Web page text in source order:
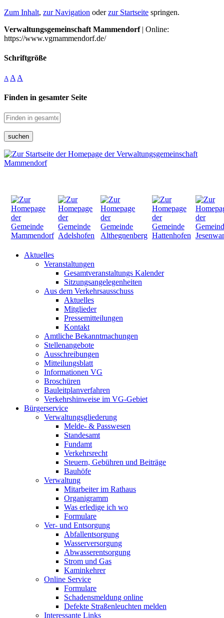
Zum Inhalt, zur Navigation oderzur Startseite springen.
Verwaltungsgemeinschaft Mammendorf| Online:
https://www.vgmammendorf.de/
Schriftgröße
A A A
Finden in gesamter Seite
suchen
Aktuelles
Veranstaltungen
Gesamtveranstaltungs Kalender
Sitzungsangelegenheiten
Aus dem Verkehrsausschuss
Aktuelles
Mitglieder
Pressemitteilungen
Kontakt
Amtliche Bekanntmachungen
Stellenangebote
Ausschreibungen
Mitteilungsblatt
Informationen VG
Broschüren
Bauleitplanverfahren
Verkehrshinweise im VG-Gebiet
Bürgerservice
Verwaltungsgliederung
Melde- & Passwesen
Standesamt
Fundamt
Verkehrsrecht
Steuern, Gebühren und Beiträge
Bauhöfe
Verwaltung
Mitarbeiter im Rathaus
Organigramm
Was erledige ich wo
Formulare
Ver- und Entsorgung
Abfallentsorgung
Wasserversorgung
Abwasserentsorgung
Strom und Gas
Kaminkehrer
Online Service
Formulare
Schadensmeldung online
Defekte Straßenleuchten melden
Interessante Links